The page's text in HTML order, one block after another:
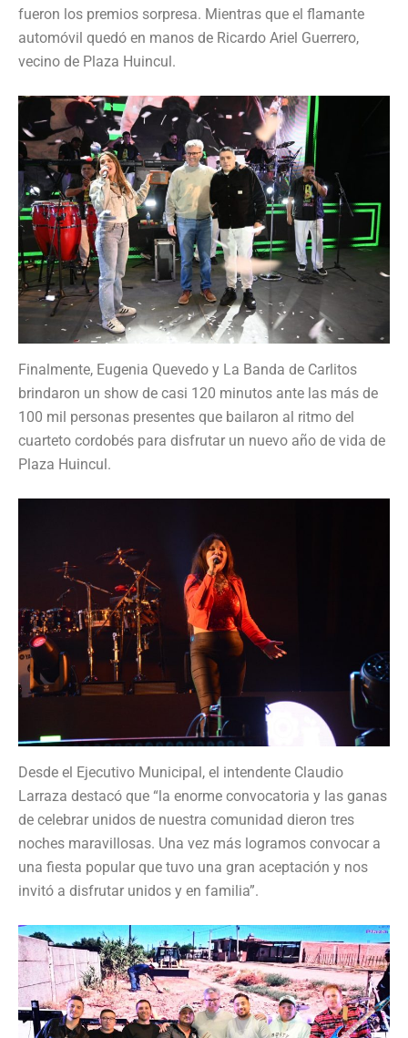
fueron los premios sorpresa. Mientras que el flamante
automóvil quedó en manos de Ricardo Ariel Guerrero,
vecino de Plaza Huincul.
Finalmente, Eugenia Quevedo y La Banda de Carlitos
brindaron un show de casi 120 minutos ante las más de
100 mil personas presentes que bailaron al ritmo del
cuarteto cordobés para disfrutar un nuevo año de vida de
Plaza Huincul.
Desde el Ejecutivo Municipal, el intendente Claudio
Larraza destacó que “la enorme convocatoria y las ganas
de celebrar unidos de nuestra comunidad dieron tres
noches maravillosas. Una vez más logramos convocar a
una fiesta popular que tuvo una gran aceptación y nos
invitó a disfrutar unidos y en familia”.